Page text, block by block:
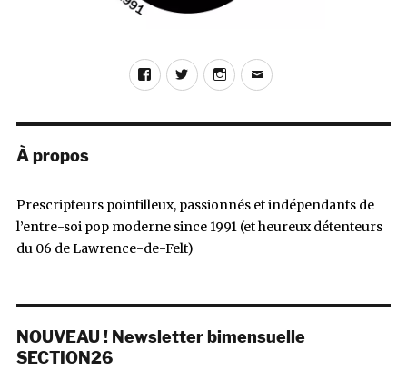
FacebookTwitterInstagram
E-
À propos
Prescripteurs pointilleux, passionnés et indépendants de
l’entre-soi pop moderne since 1991 (et heureux détenteurs
du 06 de Lawrence-de-Felt)
NOUVEAU ! Newsletter bimensuelle
SECTION26